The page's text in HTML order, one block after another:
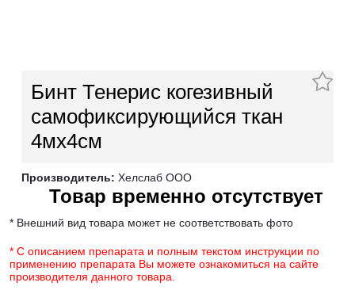
Бинт Тенерис когезивный
самофиксирующийся ткан
4мх4см
Производитель: Хелслаб ООО
Товар временно отсутствует
* Внешний вид товара может не соответствовать фото
* С описанием препарата и полным текстом инструкции по
применению препарата Вы можете ознакомиться на сайте
производителя данного товара.